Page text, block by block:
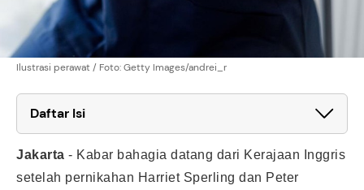
Ilustrasi perawat / Foto: Getty Images/andrei_r
Daftar Isi
Jakarta - Kabar bahagia datang dari Kerajaan Inggris
setelah pernikahan Harriet Sperling dan Peter